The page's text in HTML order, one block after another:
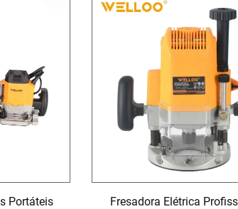
Portáteis
Fresadora Elétrica